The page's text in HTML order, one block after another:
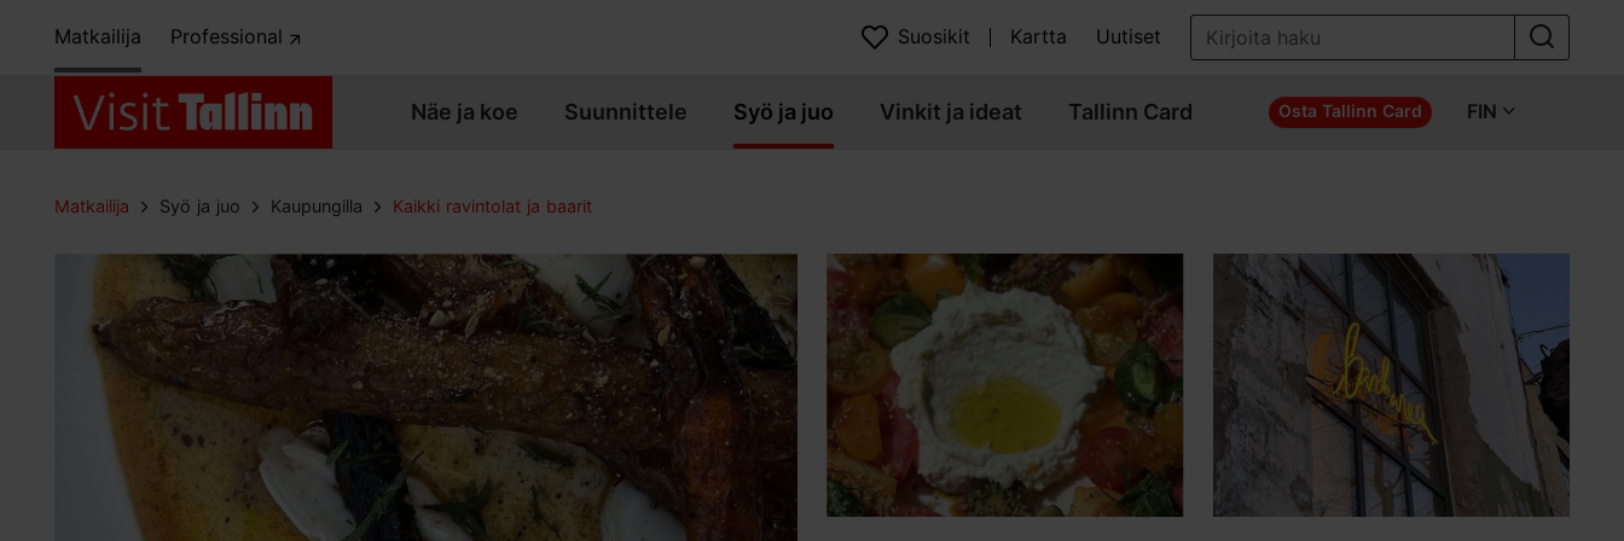
Matkailija Professional Suosikit Kartta Uutiset
Näe ja koe Suunnittele Syö ja juo Vinkit ja ideat Tallinn Card Osta Tallinn Card FIN
Matkailija Syö ja juo Kaupungilla Kaikki ravintolat ja baarit